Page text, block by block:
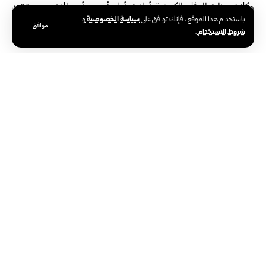
باستخدام هذا الموقع ، فإنك توافق علىسياسة الخصوصيةو
شروط الاستخدام.
موافق
وكانت وزارة الدفاع الكويتية أعلنت أول أمس، أن طائرتين مسيّرتين
مفخختين قادمتين من العراق استهدفتا موقعين حدوديين شمالي البلاد،
من دون تسجيل إصابات بشرية.